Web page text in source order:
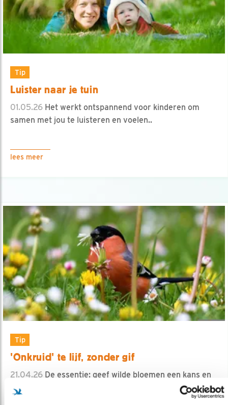
Tip
Luister naar je tuin
01.05.26 Het werkt ontspannend voor kinderen om
samen met jou te luisteren en voelen..
lees meer
Tip
'Onkruid' te lijf, zonder gif
21.04.26 De essentie: geef wilde bloemen een kans en
gebruik bodembedekkers.